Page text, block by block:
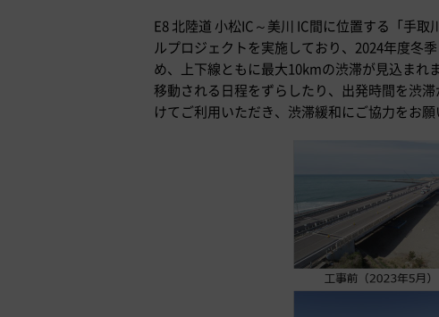
E8 北陸道 小松IC～美川 IC間に位置する「手
ルプロジェクトを実施しており、2024年度冬
め、上下線ともに最大10kmの渋滞が見込まれま
移動される日程をずらしたり、出発時間を渋
けてご利用いただき、渋滞緩和にご協力をお願